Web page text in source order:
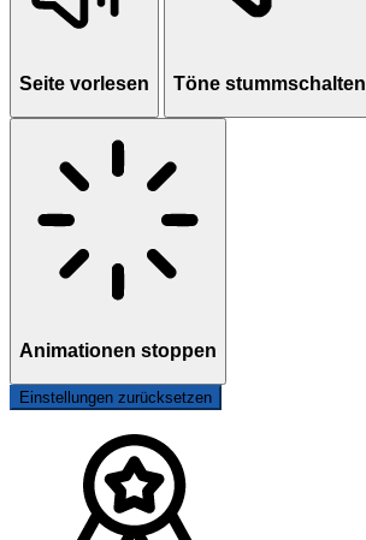
Seite vorlesen Töne stummschalten
Animationen stoppen
Einstellungen zurücksetzen